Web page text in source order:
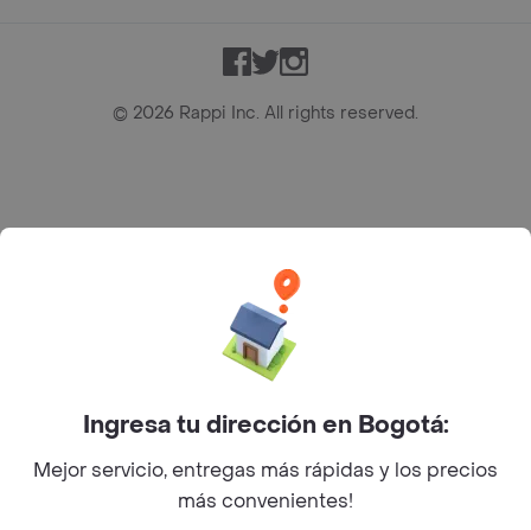
Facebook
TwitterInstagram
© 2026 Rappi Inc. All rights reserved.
Bogotá D.C. --- notificacionesrappi@rappi.com
Ingresa tu dirección en Bogotá:
Mejor servicio, entregas más rápidas y los precios
más convenientes!